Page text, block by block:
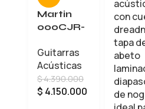
Martin
000CJR-
StreetMa
ster
Guitarras
Acústicas
$4.390.000
$ 4.150.000